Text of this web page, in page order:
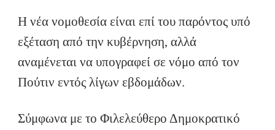
Η νέα νομοθεσία είναι επί του παρόντος υπό
εξέταση από την κυβέρνηση, αλλά
αναμένεται να υπογραφεί σε νόμο από τον
Πούτιν εντός λίγων εβδομάδων.
Σύμφωνα με το Φιλελεύθερο Δημοκρατικό